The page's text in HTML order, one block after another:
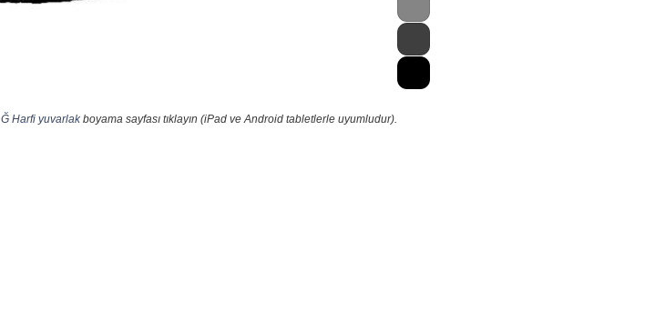
Ğ Harfi yuvarlakboyama sayfası tıklayın (iPad ve Android tabletlerle uyumludur).